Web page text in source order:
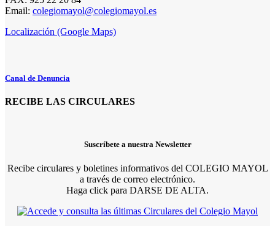
Email: colegiomayol@colegiomayol.es
Localización (Google Maps)
Canal de Denuncia
RECIBE LAS CIRCULARES
Suscríbete a nuestra Newsletter
Recibe circulares y boletines informativos del COLEGIO MAYOL
a través de correo electrónico.
Haga click para DARSE DE ALTA.